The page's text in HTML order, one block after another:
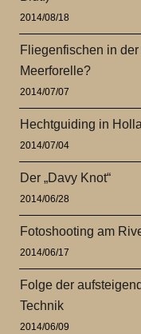
2014/08/18
Fliegenfischen in
Meerforelle?
2014/07/07
Hechtguiding in
2014/07/04
Der „Davy Knot“
2014/06/28
Fotoshooting am
2014/06/17
Folge der
Technik
2014/06/09